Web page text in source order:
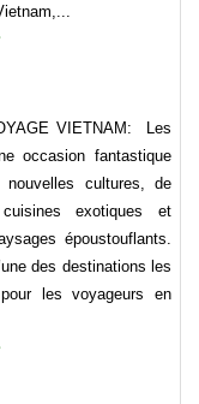
VIETNAM: Les
occasion fantastique
cultures, de
exotiques et
époustouflants.
des destinations les
les voyageurs en